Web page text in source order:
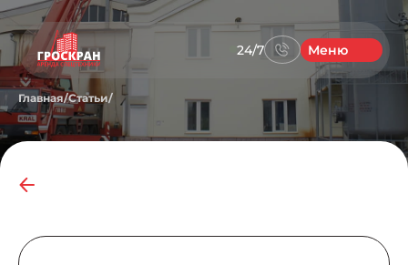
24/7 Меню
Главная/Статьи/